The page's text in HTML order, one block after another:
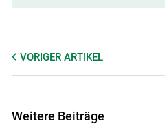
VORIGER ARTIKEL
Weitere Beiträge